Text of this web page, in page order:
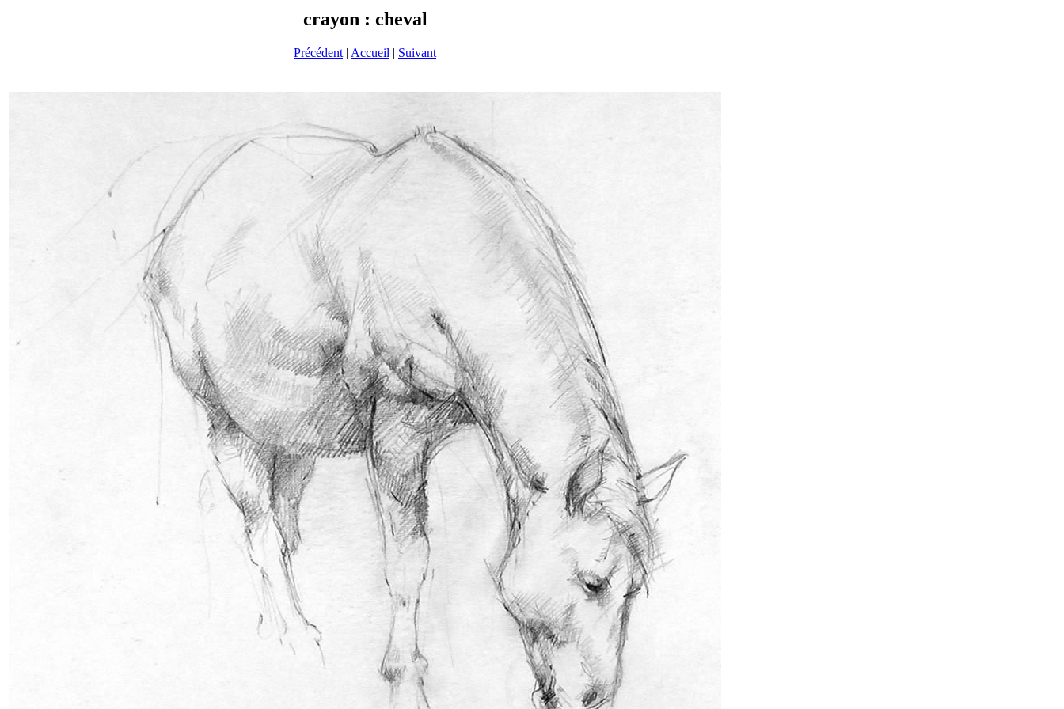
crayon : cheval
Précédent | Accueil | Suivant